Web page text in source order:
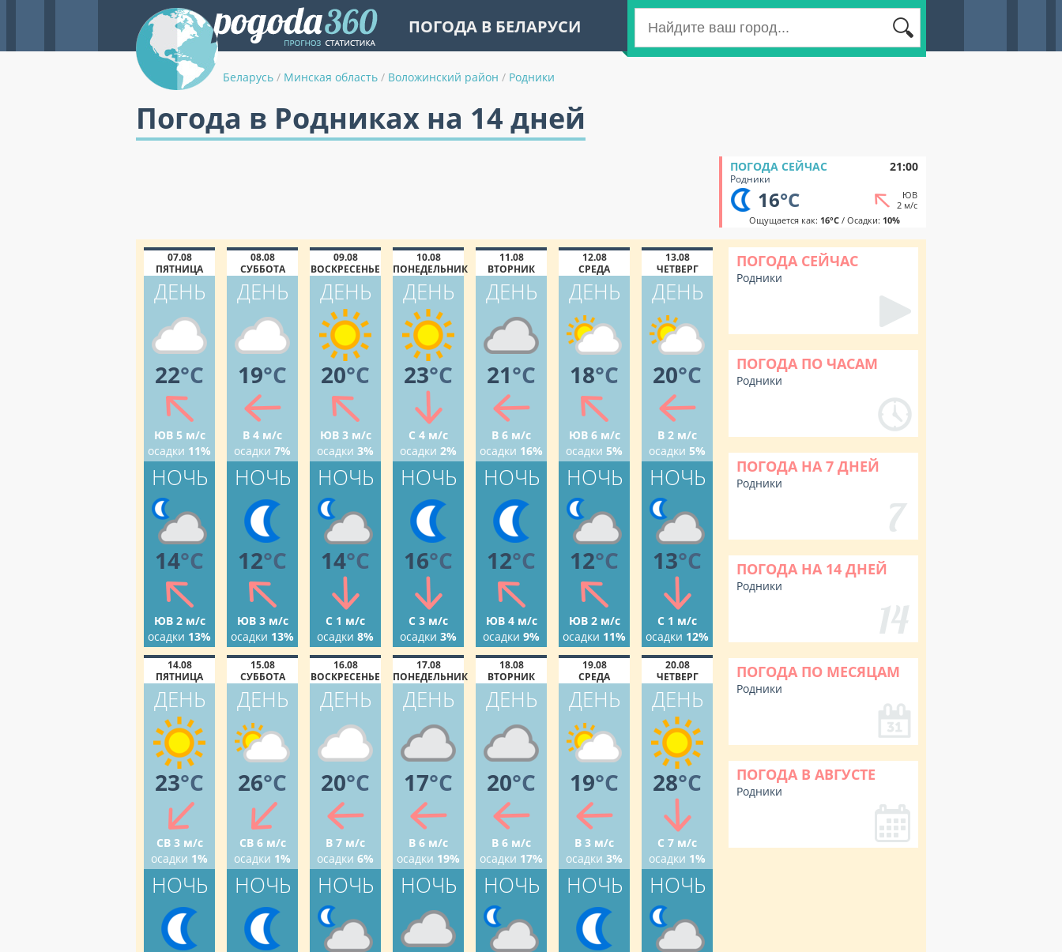
ПОГОДА В БЕЛАРУСИ
Беларусь / Минская область / Воложинский район / Родники
Погода в Родниках на 14 дней
ПОГОДА СЕЙЧАС 21:00
Родники
16°C
ЮВ
2 м/с
Ощущается как: 16°C/ Осадки: 10%
07.08
ПЯТНИЦА
ДЕНЬ
22°C
ЮВ 5 м/с
осадки 11%
НОЧЬ
14°C
ЮВ 2 м/с
осадки 13%
08.08
СУББОТА
ДЕНЬ
19°C
В 4 м/с
осадки 7%
НОЧЬ
12°C
ЮВ 3 м/с
осадки 13%
09.08
ВОСКРЕСЕНЬЕ
ДЕНЬ
20°C
ЮВ 3 м/с
осадки 3%
НОЧЬ
14°C
С 1 м/с
осадки 8%
10.08
ПОНЕДЕЛЬНИК
ДЕНЬ
23°C
С 4 м/с
осадки 2%
НОЧЬ
16°C
С 3 м/с
осадки 3%
11.08
ВТОРНИК
ДЕНЬ
21°C
В 6 м/с
осадки 16%
НОЧЬ
12°C
ЮВ 4 м/с
осадки 9%
12.08
СРЕДА
ДЕНЬ
18°C
ЮВ 6 м/с
осадки 5%
НОЧЬ
12°C
ЮВ 2 м/с
осадки 11%
13.08
ЧЕТВЕРГ
ДЕНЬ
20°C
В 2 м/с
осадки 5%
НОЧЬ
13°C
С 1 м/с
осадки 12%
14.08
ПЯТНИЦА
ДЕНЬ
23°C
СВ 3 м/с
осадки 1%
НОЧЬ
15.08
СУББОТА
ДЕНЬ
26°C
СВ 6 м/с
осадки 1%
НОЧЬ
16.08
ВОСКРЕСЕНЬЕ
ДЕНЬ
20°C
В 7 м/с
осадки 6%
НОЧЬ
17.08
ПОНЕДЕЛЬНИК
ДЕНЬ
17°C
В 6 м/с
осадки 19%
НОЧЬ
18.08
ВТОРНИК
ДЕНЬ
20°C
В 6 м/с
осадки 17%
НОЧЬ
19.08
СРЕДА
ДЕНЬ
19°C
В 3 м/с
осадки 3%
НОЧЬ
20.08
ЧЕТВЕРГ
ДЕНЬ
28°C
С 7 м/с
осадки 1%
НОЧЬ
ПОГОДА СЕЙЧАС
Родники
ПОГОДА ПО ЧАСАМ
Родники
ПОГОДА НА 7 ДНЕЙ
Родники
ПОГОДА НА 14 ДНЕЙ
Родники
ПОГОДА ПО МЕСЯЦАМ
Родники
ПОГОДА В АВГУСТЕ
Родники